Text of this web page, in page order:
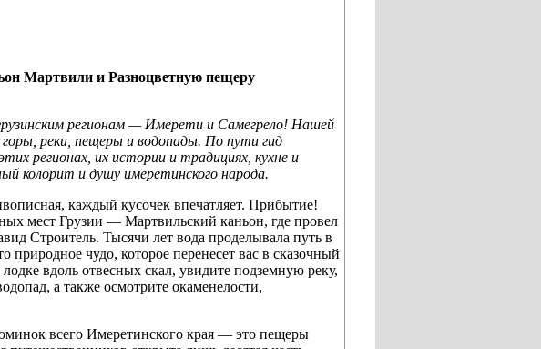
Мартвили и Разноцветную пещеру
регионам — Имерети и Самегрело! Нашей
реки, пещеры и водопады. По пути гид
регионах, их истории и традициях, кухне и
колорит и душу имеретинского народа.
каждый кусочек впечатляет. Прибытие!
мест Грузии — Мартвильский каньон, где провел
Строитель. Тысячи лет вода проделывала путь в
природное чудо, которое перенесет вас в сказочный
вдоль отвесных скал, увидите подземную реку,
а также осмотрите окаменелости,
всего Имеретинского края — это пещеры